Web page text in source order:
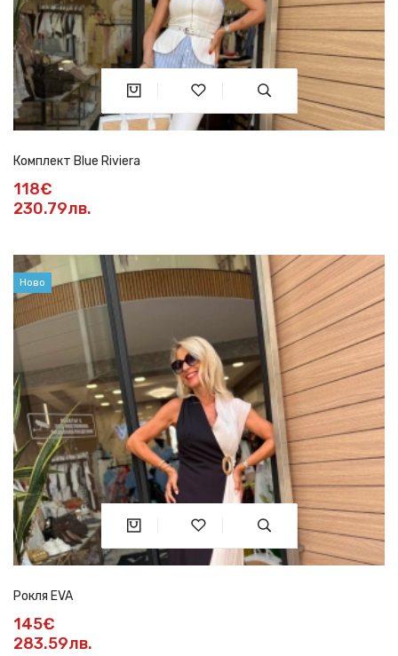
Комплект Blue Riviera
118€
230.79лв.
Ново
Рокля EVA
145€
283.59лв.